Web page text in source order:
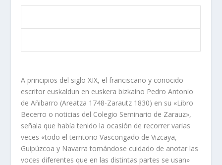
A principios del siglo XIX, el franciscano y conocido
escritor euskaldun en euskera bizkaíno Pedro Antonio
de Añibarro (Areatza 1748-Zarautz 1830) en su «Libro
Becerro o noticias del Colegio Seminario de Zarauz»,
señala que había tenido la ocasión de recorrer varias
veces «todo el territorio Vascongado de Vizcaya,
Guipúzcoa y Navarra tomándose cuidado de anotar las
voces diferentes que en las distintas partes se usan»